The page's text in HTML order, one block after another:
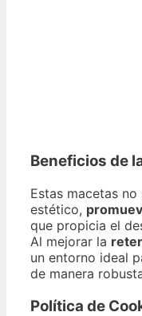
Beneficios de
Estas macetas
estético,
que propicia el
Al mejorar la
un entorno ideal
de manera
Política de